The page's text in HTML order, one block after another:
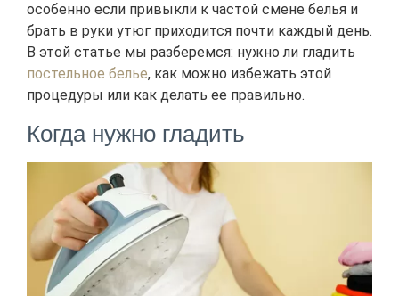
особенно если привыкли к частой смене белья и
брать в руки утюг приходится почти каждый день.
В этой статье мы разберемся: нужно ли гладить
постельное белье, как можно избежать этой
процедуры или как делать ее правильно.
Когда нужно гладить